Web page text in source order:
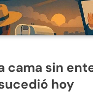
cama sin
hoy